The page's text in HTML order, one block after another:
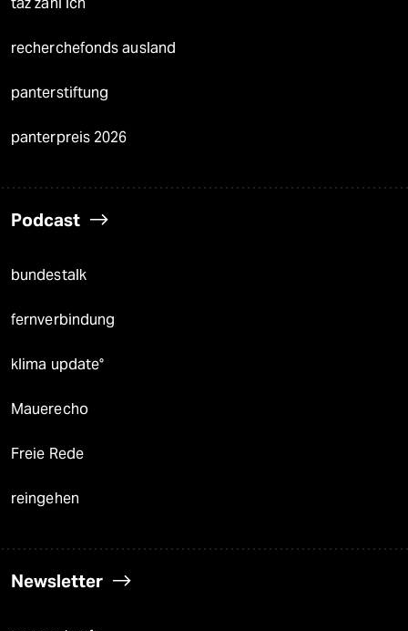
recherchefonds ausland
panterstiftung
panterpreis 2026
Podcast
bundestalk
fernverbindung
klima update°
Mauerecho
Freie Rede
reingehen
Newsletter